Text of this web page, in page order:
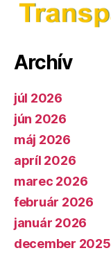
Archív
júl 2026
jún 2026
máj 2026
apríl 2026
marec 2026
február 2026
január 2026
december 2025